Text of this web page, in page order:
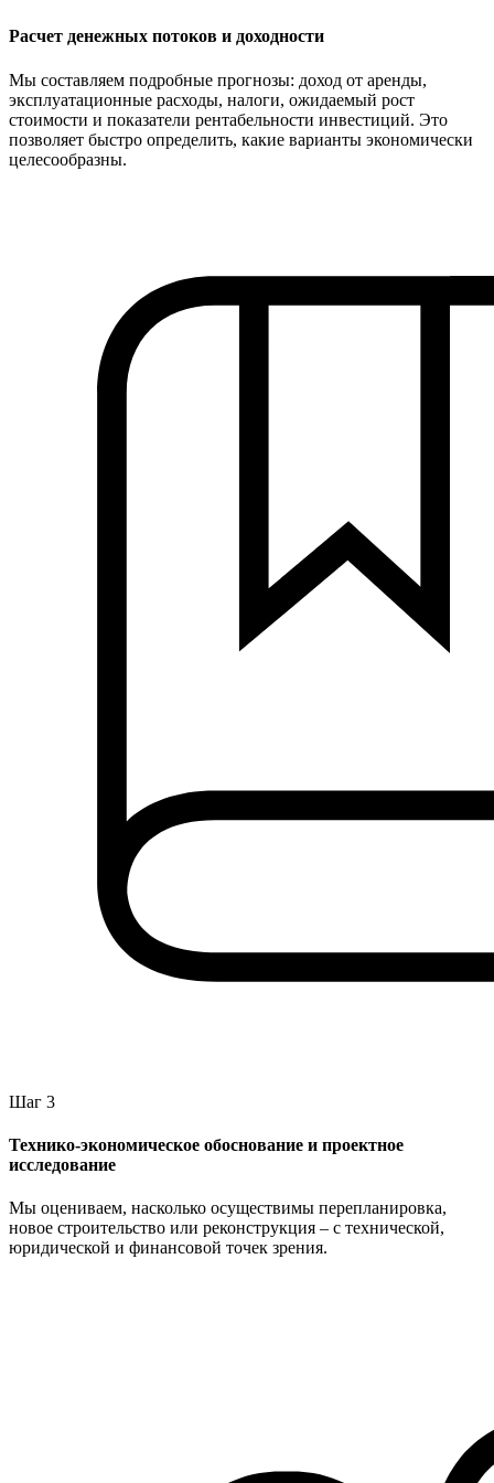
Расчет денежных потоков и доходности
Мы составляем подробные прогнозы: доход от аренды,
эксплуатационные расходы, налоги, ожидаемый рост
стоимости и показатели рентабельности инвестиций. Это
позволяет быстро определить, какие варианты экономически
целесообразны.
Шаг 3
Технико-экономическое обоснование и проектное
исследование
Мы оцениваем, насколько осуществимы перепланировка,
новое строительство или реконструкция – с технической,
юридической и финансовой точек зрения.